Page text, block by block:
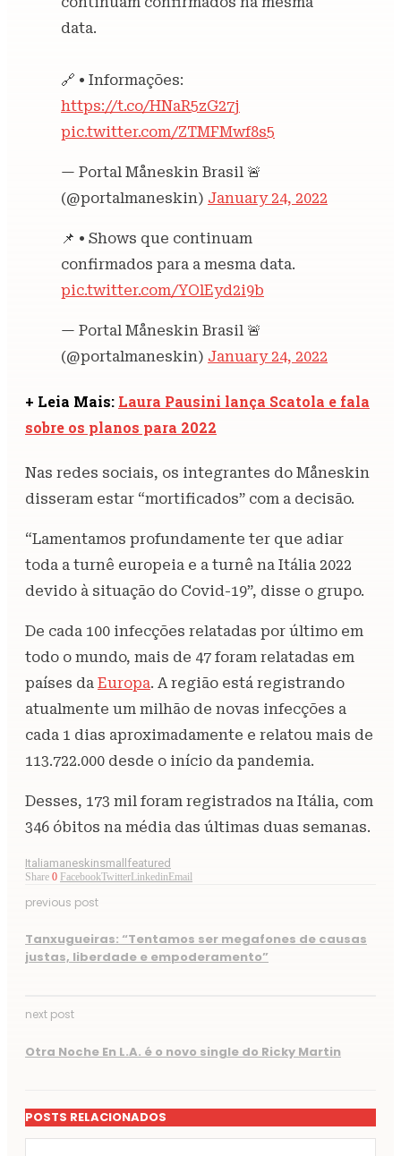
data.
🔗 • Informações:
https://t.co/HNaR5zG27j
pic.twitter.com/ZTMFMwf8s5
— Portal Måneskin Brasil 🚨
(@portalmaneskin) January 24, 2022
📌 • Shows que continuam
confirmados para a mesma data.
pic.twitter.com/YOlEyd2i9b
— Portal Måneskin Brasil 🚨
(@portalmaneskin) January 24, 2022
+ Leia Mais: Laura Pausini lança Scatola e fala
sobre os planos para 2022
Nas redes sociais, os integrantes do Måneskin
disseram estar “mortificados” com a decisão.
“Lamentamos profundamente ter que adiar
toda a turnê europeia e a turnê na Itália 2022
devido à situação do Covid-19”, disse o grupo.
De cada 100 infecções relatadas por último em
todo o mundo, mais de 47 foram relatadas em
países da Europa. A região está registrando
atualmente um milhão de novas infecções a
cada 1 dias aproximadamente e relatou mais de
113.722.000 desde o início da pandemia.
Desses, 173 mil foram registrados na Itália, com
346 óbitos na média das últimas duas semanas.
Italiamaneskinsmallfeatured
Share 0 FacebookTwitterLinkedinEmail
previous post
Tanxugueiras: “Tentamos ser megafones de causas
justas, liberdade e empoderamento”
next post
Otra Noche En L.A. é o novo single do Ricky Martin
POSTS RELACIONADOS